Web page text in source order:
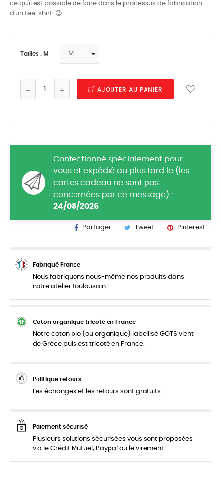
ce qu'il est possible de faire dans le processus de fabrication
d'un tee-shirt 😉
Tailles : M
AJOUTER AU PANIER
Confectionné spécialement pour
vous et expédié au plus tard le (les
cartes cadeau ne sont pas
concernées par ce message) :
24/08/2026
Partager Tweet Pinterest
Fabriqué France
Nous fabriquons nous-même nos produits dans
notre atelier toulousain.
Coton organique tricoté en France
Notre coton bio (ou organique) labellisé GOTS vient
de Grèce puis est tricoté en France.
Politique retours
Les échanges et les retours sont gratuits.
Paiement sécurisé
Plusieurs solutions sécurisées vous sont proposées
via le Crédit Mutuel, Paypal ou le virement.